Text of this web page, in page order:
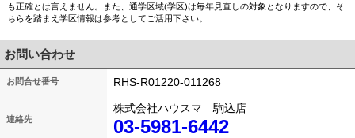
も正確とは言えません。また、通学区域(学区)は毎年見直しの対象となりますので、そ
ちらを踏まえ学区情報は参考としてご活用下さい。
お問い合わせ
お問合せ番号 RHS-R01220-011268
連絡先
株式会社ハウスマ 駒込店
03-5981-6442